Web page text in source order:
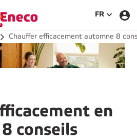
FR
Chauffer efficacement automne 8
en
conseils